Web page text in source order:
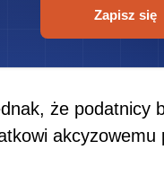
Zapisz się
że podatnicy
akcyzowemu